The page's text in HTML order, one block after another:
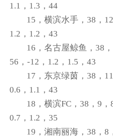
1.1，1.3，44
15，横滨水手，38，
1.2，1.2，43
16，名古屋鲸鱼，38
56，-12，1.2，1.5，43
17，东京绿茵，38，
0.6，1.1，43
18，横滨FC，38，9，
0.7，1.2，35
19，湘南丽海，38，8